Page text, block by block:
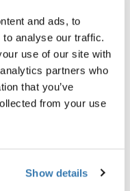
and ads, to
analyse our traffic.
use of our site with
partners who
that you’ve
from your use
Show details